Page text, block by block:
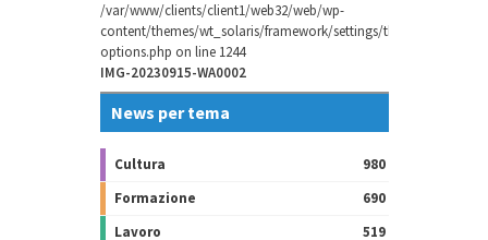
/var/www/clients/client1/web32/web/wp-
content/themes/wt_solaris/framework/settings/theme-
options.php on line 1244
IMG-20230915-WA0002
News per tema
Cultura
980
Formazione
690
Lavoro
519